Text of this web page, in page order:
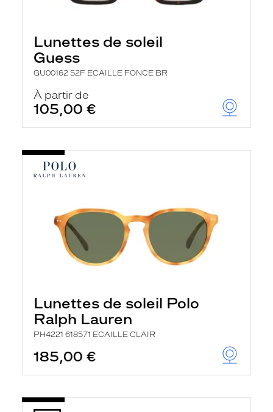
Lunettes de soleil
Guess
GU00162 52F ECAILLE FONCE BR
À partir de
105,00 €
Lunettes de soleil Polo
Ralph Lauren
PH4221 618571 ECAILLE CLAIR
185,00 €